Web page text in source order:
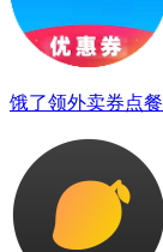
饿了领外卖券点餐